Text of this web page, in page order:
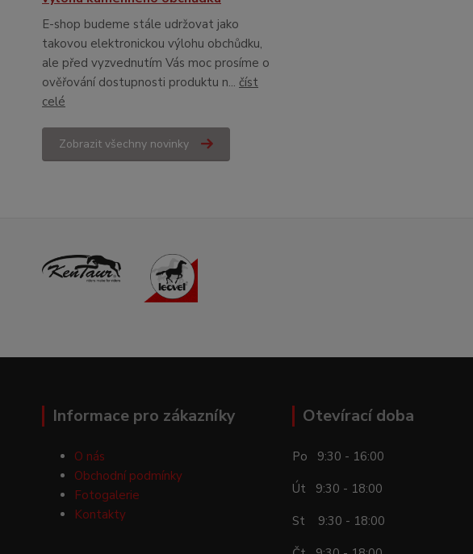
E-shop budeme stále udržovat jako
takovou elektronickou výlohu obchůdku,
ale před vyzvednutím Vás moc prosíme o
ověřování dostupnosti produktu n... číst
celé
Zobrazit všechny novinky
Informace pro zákazníky
O nás
Obchodní podmínky
Fotogalerie
Kontakty
Otevírací doba
Po 9:30 - 16:00
Út 9:30 - 18:00
St 9:30 - 18:00